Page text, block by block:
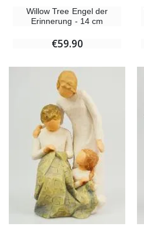
Willow Tree Engel der
Erinnerung - 14 cm
€59.90